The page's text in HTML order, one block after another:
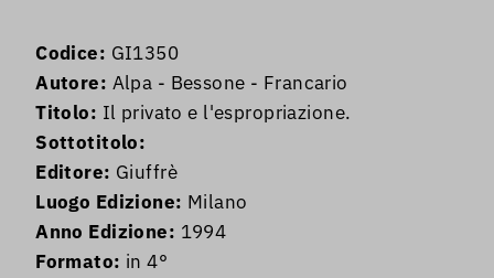
Codice: GI1350
Autore: Alpa - Bessone - Francario
Titolo: Il privato e l'espropriazione.
Sottotitolo:
Editore: Giuffrè
Luogo Edizione: Milano
Anno Edizione: 1994
Formato: in 4°